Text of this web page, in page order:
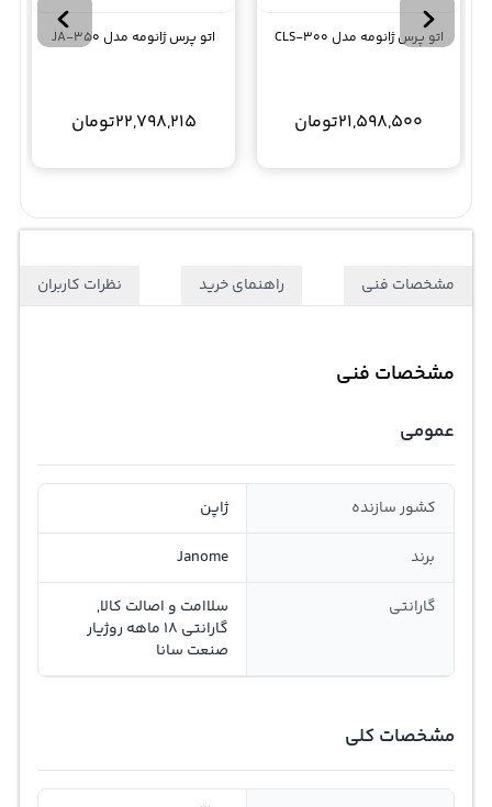
اتو پرس ژانومه مدل CLS-300
21,598,500تومان
اتو پرس ژانومه مدل JA-350
22,798,215تومان
مشخصات فنی راهنمای خرید نظرات کاربران
مشخصات فنی
عمومی
کشور سازنده ژاپن
برند Janome
گارانتی
سلاامت و اصالت کالا,
گارانتی 18 ماهه روژیار
صنعت سانا
مشخصات کلی